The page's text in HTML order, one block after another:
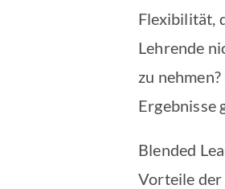
Flexibilität,
Lehrende
zu
Ergebnisse
Blended
Vorteile der